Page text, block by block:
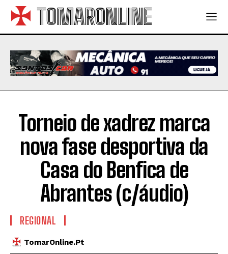
TOMARONLINE
Torneio de xadrez marca
nova fase desportiva da
Casa do Benfica de
Abrantes (c/áudio)
REGIONAL
TomarOnline.pt